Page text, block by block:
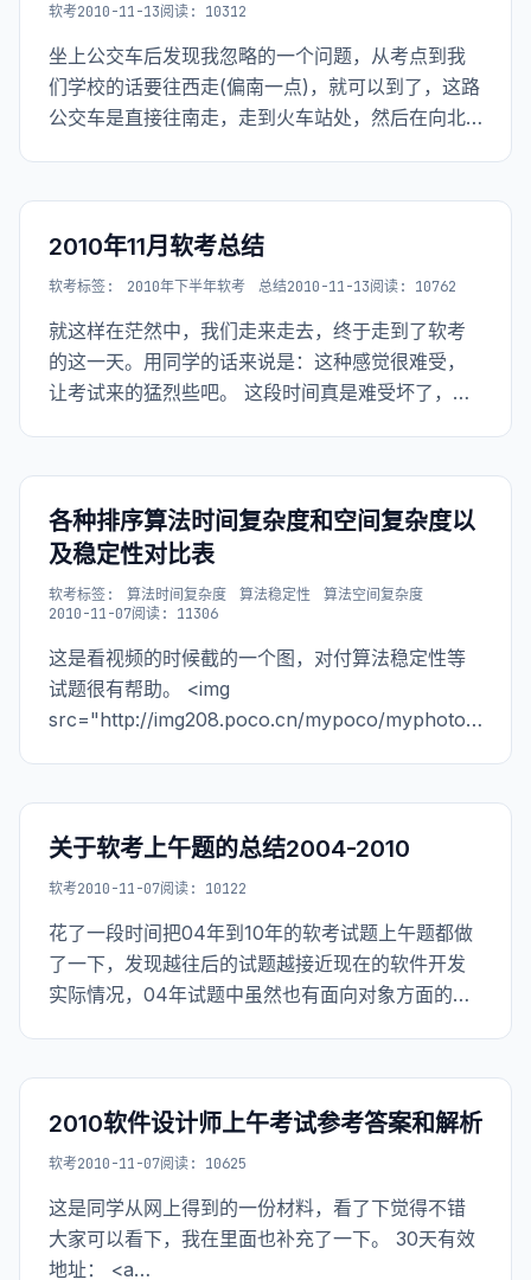
软考2010-11-13阅读: 10312
坐上公交车后发现我忽略的一个问题，从考点到我
们学校的话要往西走(偏南一点)，就可以到了，这路
公交车是直接往南走，走到火车站处，然后在向北
2010年11月软考总结
软考标签: 2010年下半年软考 总结2010-11-13阅读: 10762
就这样在茫然中，我们走来走去，终于走到了软考
的这一天。用同学的话来说是：这种感觉很难受，
让考试来的猛烈些吧。 这段时间真是难受坏了，准
吧。不过这
各种排序算法时间复杂度和空间复杂度以
及稳定性对比表
软考标签: 算法时间复杂度 算法稳定性
算法空间复杂度
2010-11-07阅读: 11306
这是看视频的时候截的一个图，对付算法稳定性等
试题很有帮助。 <img
src="http://img208.poco.cn/mypoco/myphoto/
关于软考上午题的总结2004-2010
软考2010-11-07阅读: 10122
花了一段时间把04年到10年的软考试题上午题都做
了一下，发现越往后的试题越接近现在的软件开发
实际情况，04年试题中虽然也有面向对象方面的内
最近几
2010软件设计师上午考试参考答案和解析
软考2010-11-07阅读: 10625
这是同学从网上得到的一份材料，看了下觉得不错
大家可以看下，我在里面也补充了一下。 30天有效
地址： <a